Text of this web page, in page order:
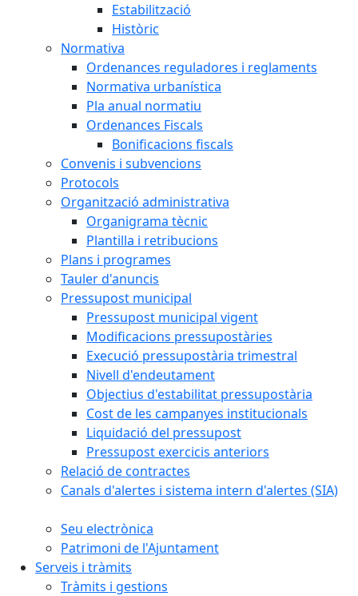
Estabilització
Històric
Normativa
Ordenances reguladores i reglaments
Normativa urbanística
Pla anual normatiu
Ordenances Fiscals
Bonificacions fiscals
Convenis i subvencions
Protocols
Organització administrativa
Organigrama tècnic
Plantilla i retribucions
Plans i programes
Tauler d'anuncis
Pressupost municipal
Pressupost municipal vigent
Modificacions pressupostàries
Execució pressupostària trimestral
Nivell d'endeutament
Objectius d'estabilitat pressupostària
Cost de les campanyes institucionals
Liquidació del pressupost
Pressupost exercicis anteriors
Relació de contractes
Canals d'alertes i sistema intern d'alertes (SIA)
Seu electrònica
Patrimoni de l'Ajuntament
Serveis i tràmits
Tràmits i gestions